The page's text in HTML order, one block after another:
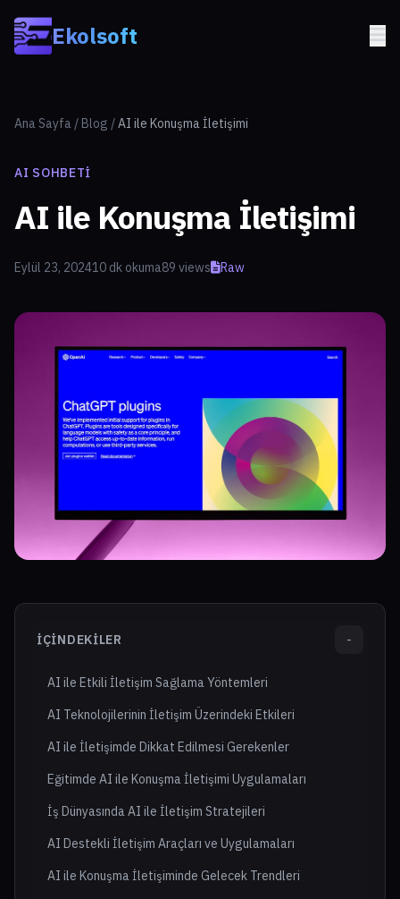
Ekolsoft
Ana Sayfa / Blog /AI ile Konuşma İletişimi
AI SOHBETI
AI ile Konuşma İletişimi
Eylül 23, 202410 dk okuma89 views Raw
İÇINDEKILER -
AI ile Etkili İletişim Sağlama Yöntemleri
AI Teknolojilerinin İletişim Üzerindeki Etkileri
AI ile İletişimde Dikkat Edilmesi Gerekenler
Eğitimde AI ile Konuşma İletişimi Uygulamaları
İş Dünyasında AI ile İletişim Stratejileri
AI Destekli İletişim Araçları ve Uygulamaları
AI ile Konuşma İletişiminde Gelecek Trendleri